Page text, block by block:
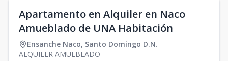
Apartamento en Alquiler en Naco
Amueblado de UNA Habitación
Ensanche Naco, Santo Domingo D.N.
ALQUILER AMUEBLADO